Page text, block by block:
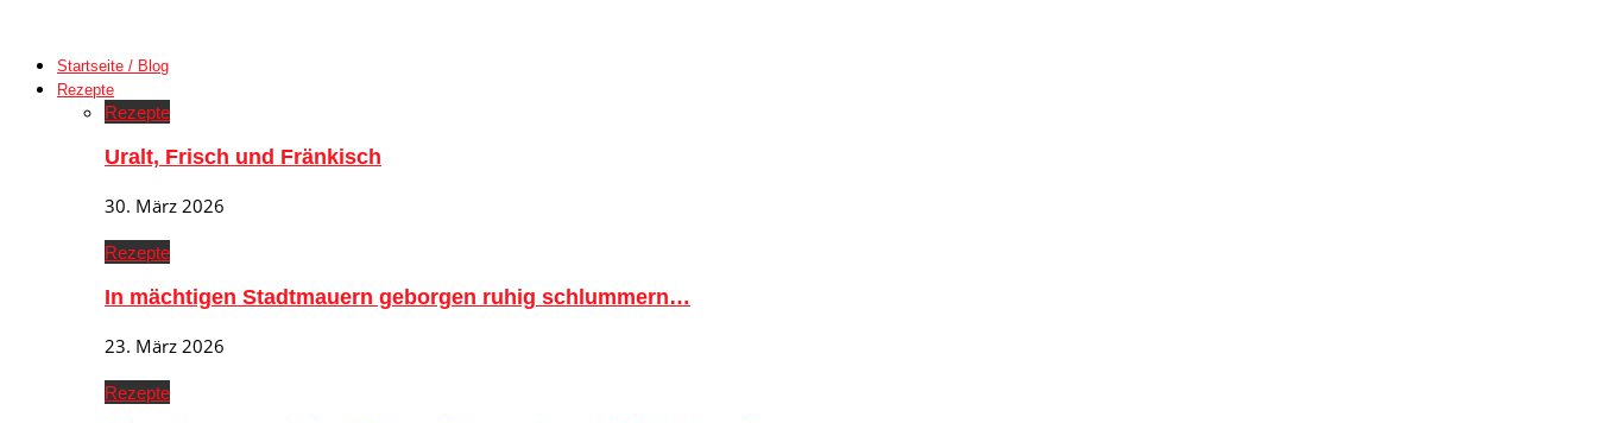
Startseite / Blog
Rezepte
Rezepte
Uralt, Frisch und Fränkisch
30. März 2026
Rezepte
In mächtigen Stadtmauern geborgen ruhig schlummern…
23. März 2026
Rezepte